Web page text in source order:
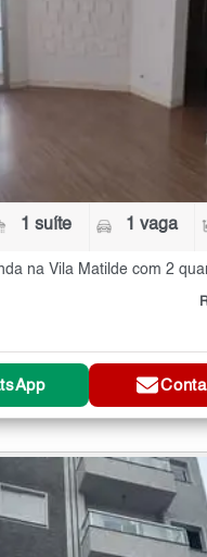
1 suíte 1 vaga
na Vila Matilde com 2